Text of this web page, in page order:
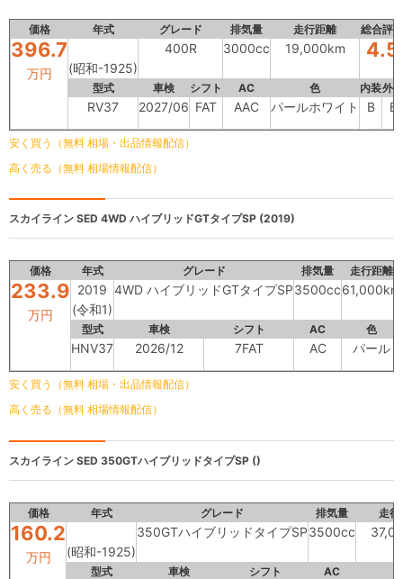
価格 年式 グレード 排気量 走行距離 総合評価
396.7
万円 (昭和-1925)
400R 3000cc 19,000km 4.5
型式 車検 シフト AC 色 内装外装
RV37 2027/06 FAT AAC パールホワイト B B
安く買う（無料 相場・出品情報配信）
高く売る（無料 相場情報配信）
スカイライン SED 4WD ハイブリッドGTタイプSP (2019)
価格 年式 グレード 排気量 走行距離
233.9
万円
2019
(令和1)
4WD ハイブリッドGTタイプSP3500cc61,000km
型式 車検 シフト AC 色
HNV37 2026/12 7FAT AC パール
安く買う（無料 相場・出品情報配信）
高く売る（無料 相場情報配信）
スカイライン SED 350GTハイブリッドタイプSP ()
価格 年式 グレード 排気量 走
160.2
万円 (昭和-1925)
350GTハイブリッドタイプSP3500cc
型式 車検 シフト AC